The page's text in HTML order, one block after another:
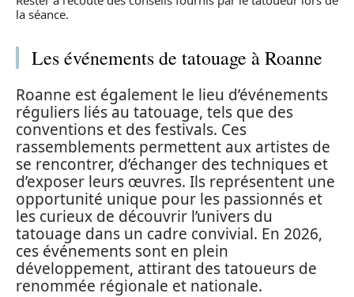
la séance.
Les événements de tatouage à Roanne
Roanne est également le lieu d’événements
réguliers liés au tatouage, tels que des
conventions et des festivals. Ces
rassemblements permettent aux artistes de
se rencontrer, d’échanger des techniques et
d’exposer leurs œuvres. Ils représentent une
opportunité unique pour les passionnés et
les curieux de découvrir l’univers du
tatouage dans un cadre convivial. En 2026,
ces événements sont en plein
développement, attirant des tatoueurs de
renommée régionale et nationale.